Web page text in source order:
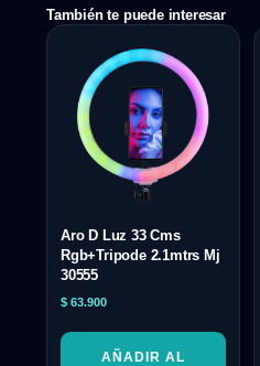
También te puede interesar
Aro D Luz 33 Cms
Rgb+Tripode 2.1mtrs Mj
30555
$ 63.900
AÑADIR AL